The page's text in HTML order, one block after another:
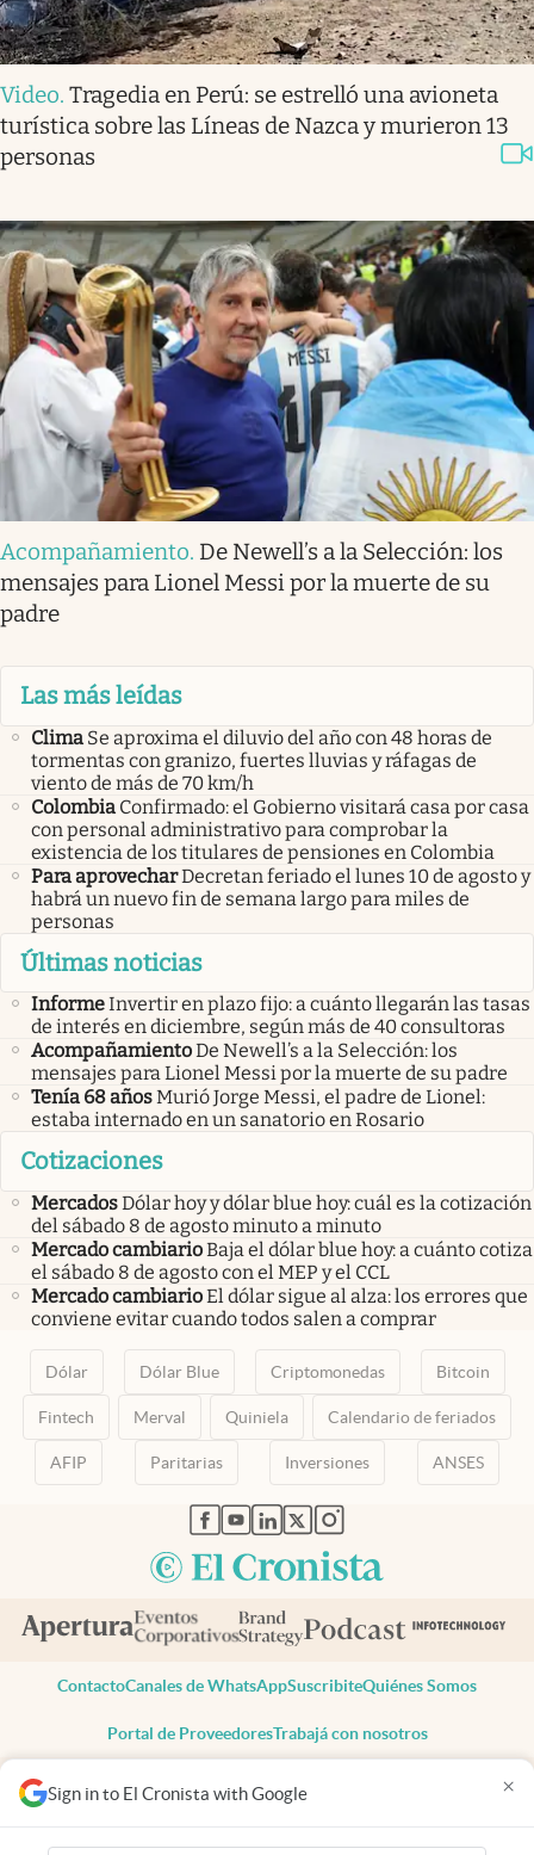
Sign in to El Cronista with Google ×
Video. Tragedia en Perú: se estrelló una avioneta
turística sobre las Líneas de Nazca y murieron 13
personas
Acompañamiento. De Newell’s a la Selección: los
mensajes para Lionel Messi por la muerte de su
padre
Las más leídas
Clima Se aproxima el diluvio del año con 48 horas de
tormentas con granizo, fuertes lluvias y ráfagas de
viento de más de 70 km/h
Colombia Confirmado: el Gobierno visitará casa por casa
con personal administrativo para comprobar la
existencia de los titulares de pensiones en Colombia
Para aprovecharDecretan feriado el lunes 10 de agosto y
habrá un nuevo fin de semana largo para miles de
personas
Últimas noticias
InformeInvertir en plazo fijo: a cuánto llegarán las tasas
de interés en diciembre, según más de 40 consultoras
AcompañamientoDe Newell’s a la Selección: los
mensajes para Lionel Messi por la muerte de su padre
Tenía 68 añosMurió Jorge Messi, el padre de Lionel:
estaba internado en un sanatorio en Rosario
Cotizaciones
MercadosDólar hoy y dólar blue hoy: cuál es la cotización
del sábado 8 de agosto minuto a minuto
Mercado cambiarioBaja el dólar blue hoy: a cuánto cotiza
el sábado 8 de agosto con el MEP y el CCL
Mercado cambiarioEl dólar sigue al alza: los errores que
conviene evitar cuando todos salen a comprar
Dólar Dólar Blue Criptomonedas Bitcoin
Fintech Merval Quiniela Calendario de feriados
AFIP Paritarias Inversiones ANSES
abre en nueva pestaña
abre en nueva pestaña
abre en nueva pestaña
abre en nueva pestaña
abre en nueva pestaña
ContactoCanales de WhatsAppSuscribiteQuiénes Somos
Portal de ProveedoresTrabajá con nosotros
Todos los derechos reservados
Privacidad